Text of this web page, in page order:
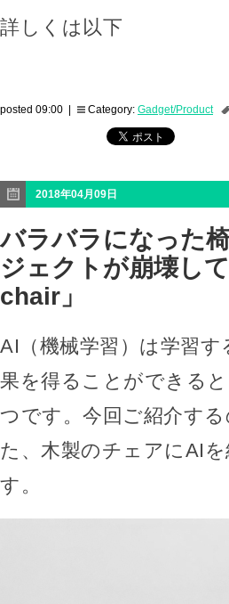
詳しくは以下
posted 09:00 | Category: Gadget/Product
2018年04月09日
バラバラになった
ジェクトが崩壊し
chair」
AI（機械学習）は学習
果を得ることができる
つです。今回ご紹介す
た、木製のチェアにAI
す。